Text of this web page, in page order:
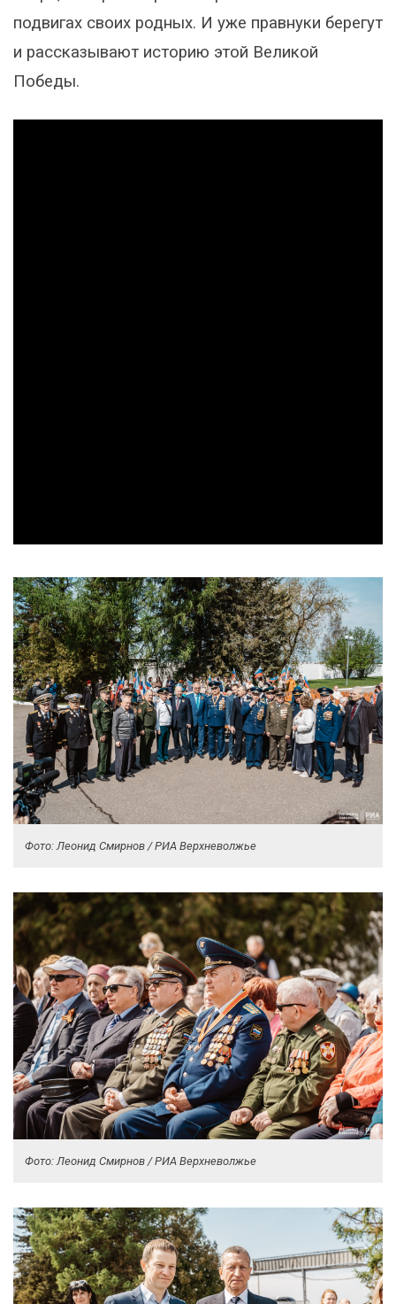
подвигах своих родных. И уже правнуки берегут
и рассказывают историю этой Великой
Победы.
Фото: Леонид Смирнов / РИА Верхневолжье
Фото: Леонид Смирнов / РИА Верхневолжье